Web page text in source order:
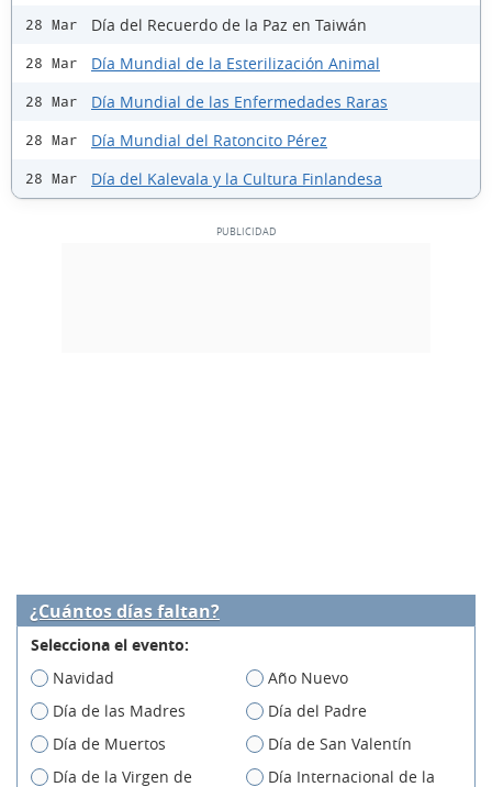
28 Mar Día del Recuerdo de la Paz en Taiwán
28 Mar Día Mundial de la Esterilización Animal
28 Mar Día Mundial de las Enfermedades Raras
28 Mar Día Mundial del Ratoncito Pérez
28 Mar Día del Kalevala y la Cultura Finlandesa
¿Cuántos días faltan?
Selecciona el evento:
Navidad
Año Nuevo
Día de las Madres
Día del Padre
Día de Muertos
Día de San Valentín
Día de la Virgen de
Día Internacional de la